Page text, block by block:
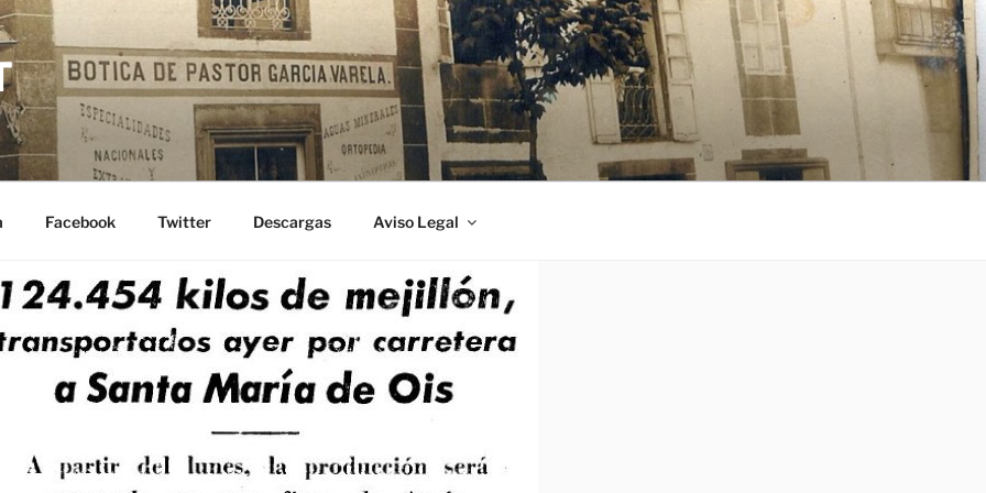
Facebook Twitter Descargas Aviso Legal